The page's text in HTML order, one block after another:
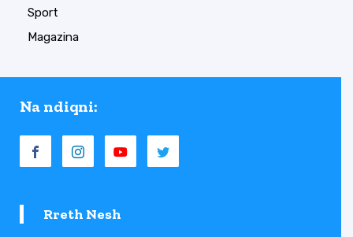
Sport
Magazina
Na ndiqni:
Rreth Nesh